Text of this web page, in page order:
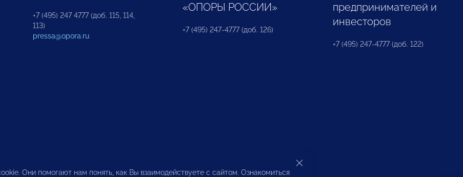
+7 (495) 247 4777 (доб. 115, 114,
113)
pressa@opora.ru
«ОПОРЫ РОССИИ»
+7 (495) 247-4777 (доб. 126)
предпринимателей и
инвесторов
+7 (495) 247-4777 (доб. 122)
Они помогают нам понять, как Вы взаимодействуете с сайтом. Ознакомиться